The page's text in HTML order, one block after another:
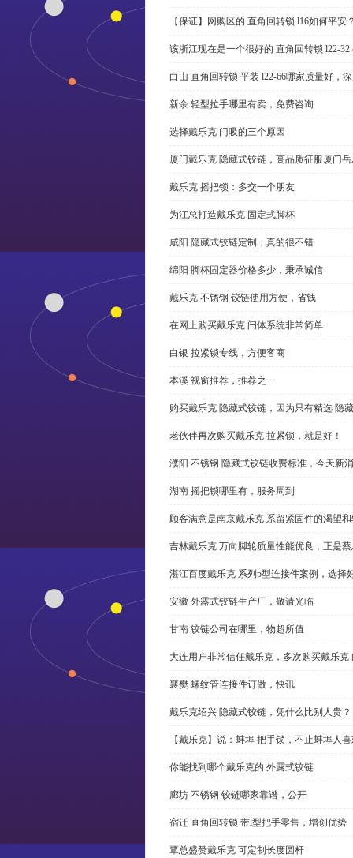
【保证】网购区的 直角回转锁 l16如何平安
该浙江现在是一个很好的 直角回转锁 l22-
白山 直角回转锁 平装 l22-66哪家质量好，
新余 轻型拉手哪里有卖，免费咨询
选择戴乐克 门吸的三个原因
厦门戴乐克 隐藏式铰链，高品质征服厦门
戴乐克 摇把锁：多交一个朋友
为江总打造戴乐克 固定式脚杯
咸阳 隐藏式铰链定制，真的很不错
绵阳 脚杯固定器价格多少，秉承诚信
戴乐克 不锈钢 铰链使用方便，省钱
在网上购买戴乐克 闩体系统非常简单
白银 拉紧锁专线，方便客商
本溪 视窗推荐，推荐之一
购买戴乐克 隐藏式铰链，因为只有精选 隐
老伙伴再次购买戴乐克 拉紧锁，就是好！
濮阳 不锈钢 隐藏式铰链收费标准，今天新
湖南 摇把锁哪里有，服务周到
顾客满意是南京戴乐克 系留紧固件的渴望
吉林戴乐克 万向脚轮质量性能优良，正是
湛江百度戴乐克 系列p型连接件案例，选择
安徽 外露式铰链生产厂，敬请光临
甘南 铰链公司在哪里，物超所值
大连用户非常信任戴乐克，多次购买戴乐克
襄樊 螺纹管连接件订做，快讯
戴乐克绍兴 隐藏式铰链，凭什么比别人贵？
【戴乐克】说：蚌埠 把手锁，不止蚌埠人
你能找到哪个戴乐克的 外露式铰链
廊坊 不锈钢 铰链哪家靠谱，公开
宿迁 直角回转锁 带l型把手零售，增创优势
覃总盛赞戴乐克 可定制长度圆杆